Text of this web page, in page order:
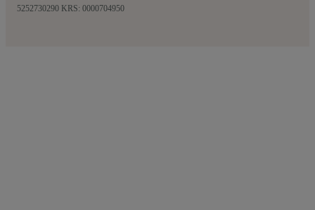
5252730290 KRS: 0000704950